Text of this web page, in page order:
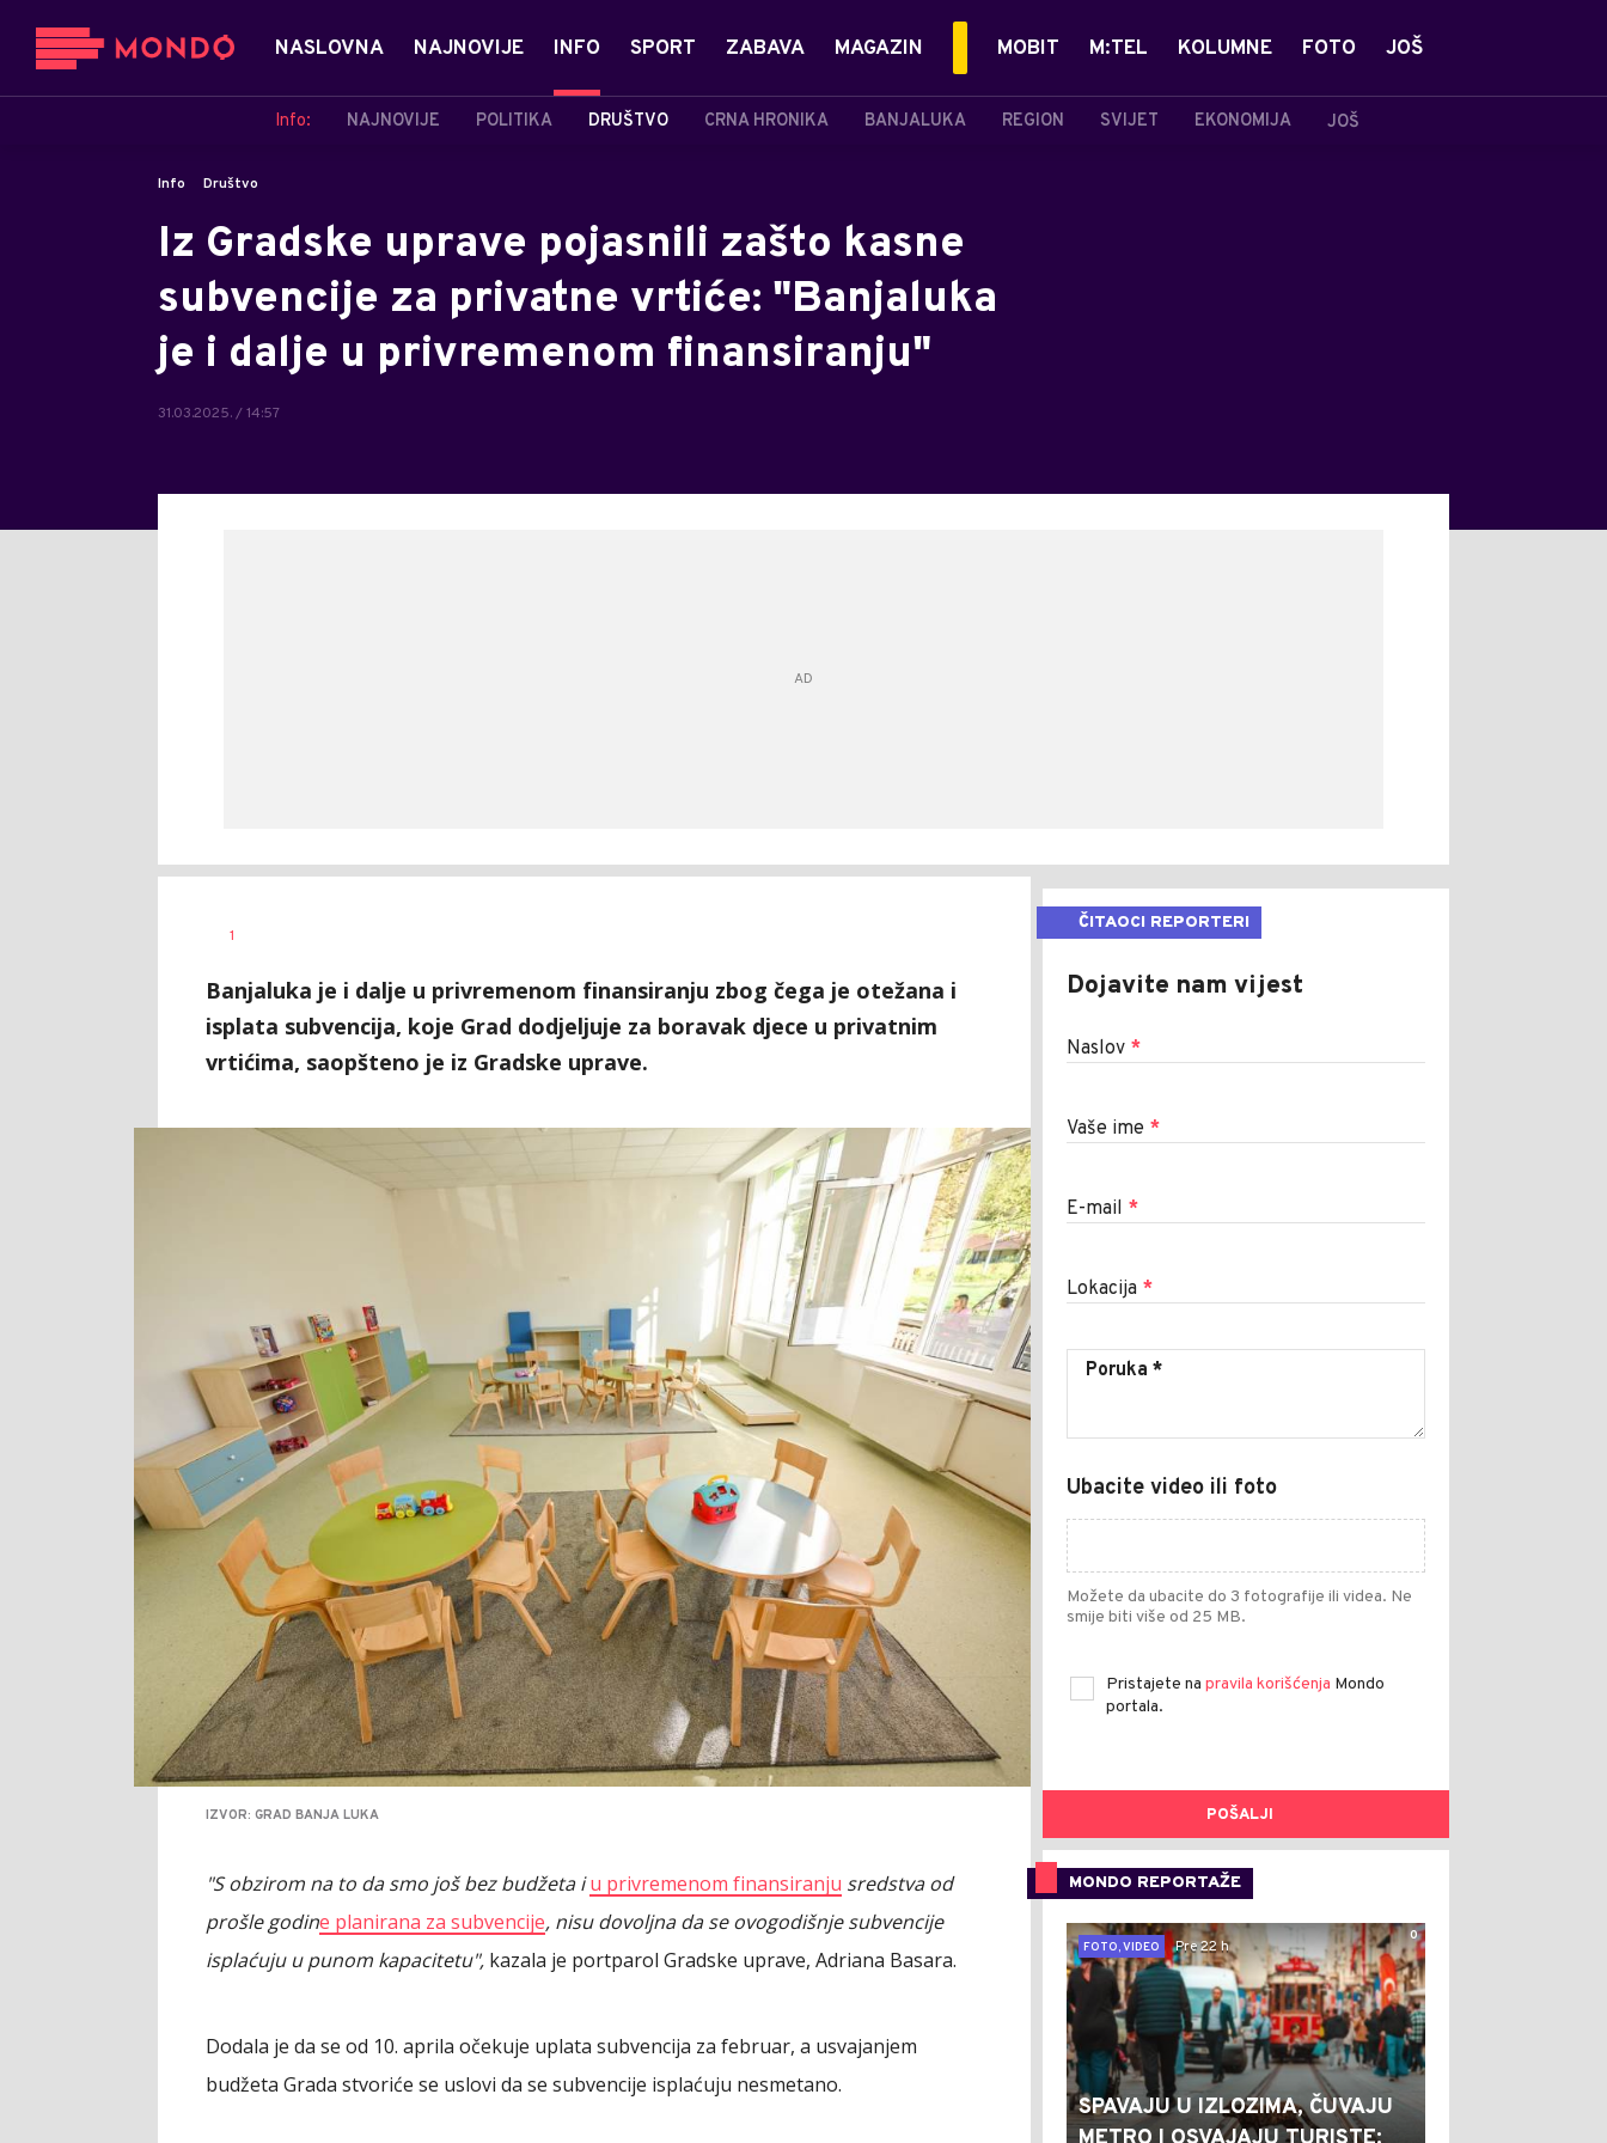
NASLOVNA NAJNOVIJE INFO
Info: NAJNOVIJE POLITIKA DRUŠTVO CRNA HRONIKA BANJALUKA REGION SVIJET EKONOMIJA JOŠ
SPORT ZABAVA MAGAZIN MOBIT M:TEL KOLUMNE FOTO JOŠ
Info Društvo
Iz Gradske uprave pojasnili zašto kasne
subvencije za privatne vrtiće: "Banjaluka
je i dalje u privremenom finansiranju"
31.03.2025. / 14:57
AUTOR
1
Banjaluka je i dalje u privremenom finansiranju zbog čega je otežana i
isplata subvencija, koje Grad dodjeljuje za boravak djece u privatnim
vrtićima, saopšteno je iz Gradske uprave.
IZVOR: GRAD BANJA LUKA
"S obzirom na to da smo još bez budžeta iu privremenom finansiranju sredstva od
prošle godine planirana za subvencije, nisu dovoljna da se ovogodišnje subvencije
isplaćuju u punom kapacitetu", kazala je portparol Gradske uprave, Adriana Basara.
Dodala je da se od 10. aprila očekuje uplata subvencija za februar, a usvajanjem
budžeta Grada stvoriće se uslovi da se subvencije isplaćuju nesmetano.
ČITAOCI REPORTERI
Dojavite nam vijest
Naslov *
Vaše ime *
E-mail *
Lokacija *
Ubacite video ili foto
Možete da ubacite do 3 fotografije ili videa. Ne
smije biti više od 25 MB.
Pristajete na pravila korišćenja Mondo
portala.
POŠALJI
MONDO REPORTAŽE
0
FOTO, VIDEO
Pre 22 h
SPAVAJU U IZLOZIMA, ČUVAJU